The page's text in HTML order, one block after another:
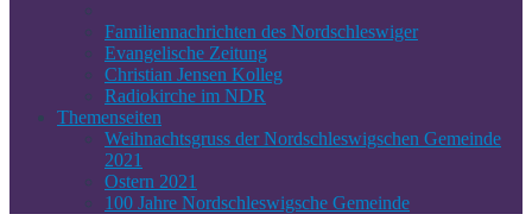
Familiennachrichten des Nordschleswiger
Evangelische Zeitung
Christian Jensen Kolleg
Radiokirche im NDR
Themenseiten
Weihnachtsgruss der Nordschleswigschen Gemeinde
2021
Ostern 2021
100 Jahre Nordschleswigsche Gemeinde